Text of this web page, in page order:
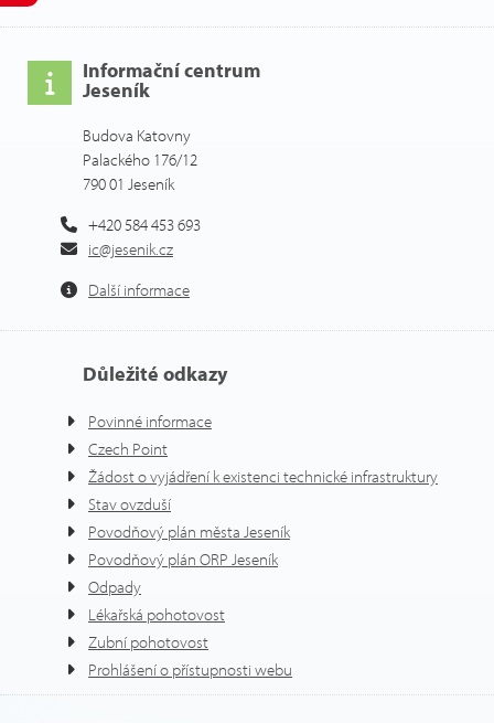
Informační centrum
Jeseník
Budova Katovny
Palackého 176/12
790 01 Jeseník
+420 584 453 693
ic@jesenik.cz
Další informace
Důležité odkazy
Povinné informace
Czech Point
Žádost o vyjádření k existenci technické infrastruktury
Stav ovzduší
Povodňový plán města Jeseník
Povodňový plán ORP Jeseník
Odpady
Lékařská pohotovost
Zubní pohotovost
Prohlášení o přístupnosti webu